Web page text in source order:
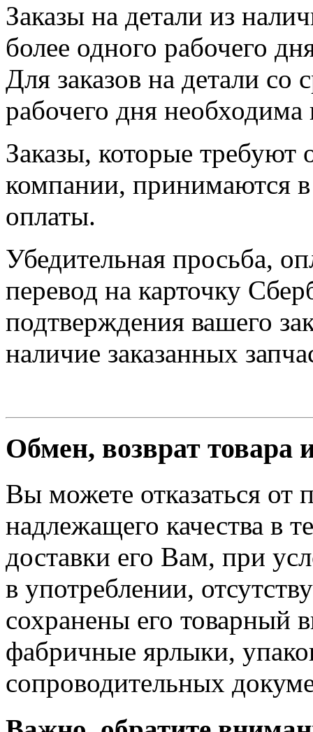
Заказы на детали из
более одного рабочего
Для заказов на детали со
рабочего дня необходима
Заказы, которые требуют
компании, принимаются
оплаты.
Убедительная просьба,
перевод на карточку
подтверждения вашего
наличие заказанных
Обмен, возврат товара
Вы можете отказаться от
надлежащего качества в
доставки его Вам, при
в употреблении,
сохранены его товарный
фабричные ярлыки,
сопроводительных